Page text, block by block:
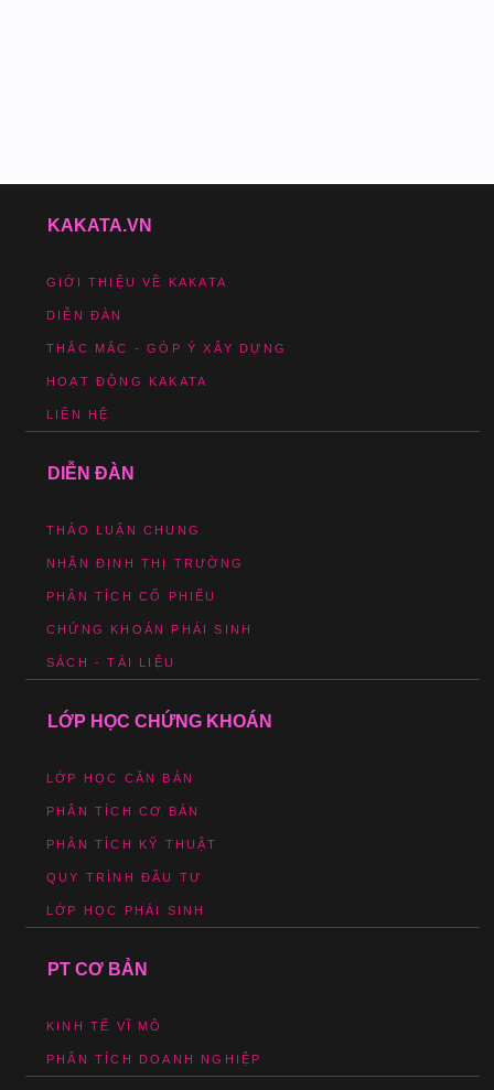
KAKATA.VN
GIỚI THIỆU VỀ KAKATA
DIỄN ĐÀN
THẮC MẮC - GÓP Ý XÂY DỰNG
HOẠT ĐỘNG KAKATA
LIÊN HỆ
DIỄN ĐÀN
THẢO LUẬN CHUNG
NHẬN ĐỊNH THỊ TRƯỜNG
PHÂN TÍCH CỔ PHIẾU
CHỨNG KHOÁN PHÁI SINH
SÁCH - TÀI LIỆU
LỚP HỌC CHỨNG KHOÁN
LỚP HỌC CĂN BẢN
PHÂN TÍCH CƠ BẢN
PHÂN TÍCH KỸ THUẬT
QUY TRÌNH ĐẦU TƯ
LỚP HỌC PHÁI SINH
PT CƠ BẢN
KINH TẾ VĨ MÔ
PHÂN TÍCH DOANH NGHIỆP